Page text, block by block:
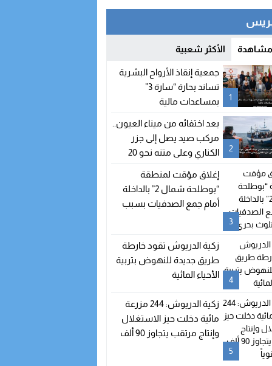
بريس
مشاهدة الأكثر شعبية
1
جمعية إنقاذ الأرواح البشرية
تساند بحارة “سارة 3”
بمساعدات مالية
2
بعد اختفائه من ميناء العيون..
مركب صيد يصل إلى جزر
الكناري وعلى متنه نحو 20
3
إغلاق مؤقت لمنطقة
“بوطلحة شمال 2” بالداخلة
أمام جمع الصدفيات بسبب
4
زكية الدريوش تقود خارطة
طريق جديدة للنهوض بتربية
الأحياء المائية
5
زكية الدريوش: 244 مزرعة
مائية دخلت حيز الاستغلال
وإنتاج مرتقب يتجاوز 90 ألف